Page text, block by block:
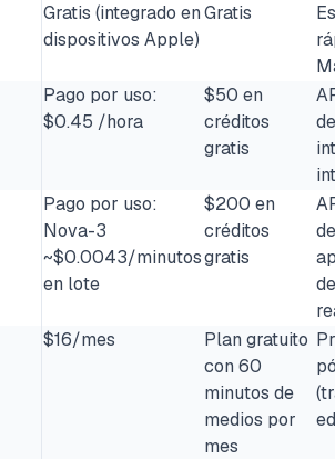
Gratis (integrado en
dispositivos Apple)
Gratis
Pago por uso:
$0.45 /hora
$50 en
créditos
gratis
Pago por uso:
Nova-3
~$0.0043/minutos
en lote
$200 en
créditos
gratis
$16/mes
Plan gratuito
con 60
minutos de
medios por
mes